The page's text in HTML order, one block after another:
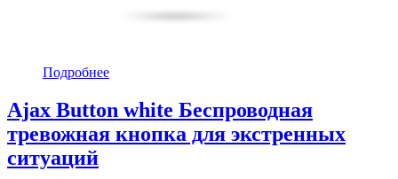
Подробнее
Ajax Button white Беспроводная
тревожная кнопка для экстренных
ситуаций